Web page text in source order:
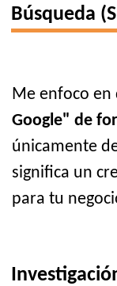
Búsqueda
Me enfoco en
Google" de
únicamente
significa un
para tu